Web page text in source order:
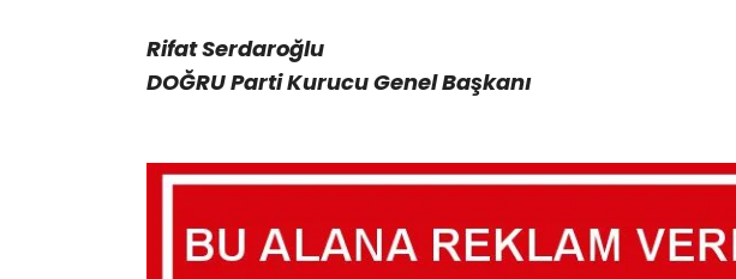
Rifat Serdaroğlu
DOĞRU Parti Kurucu Genel Başkanı